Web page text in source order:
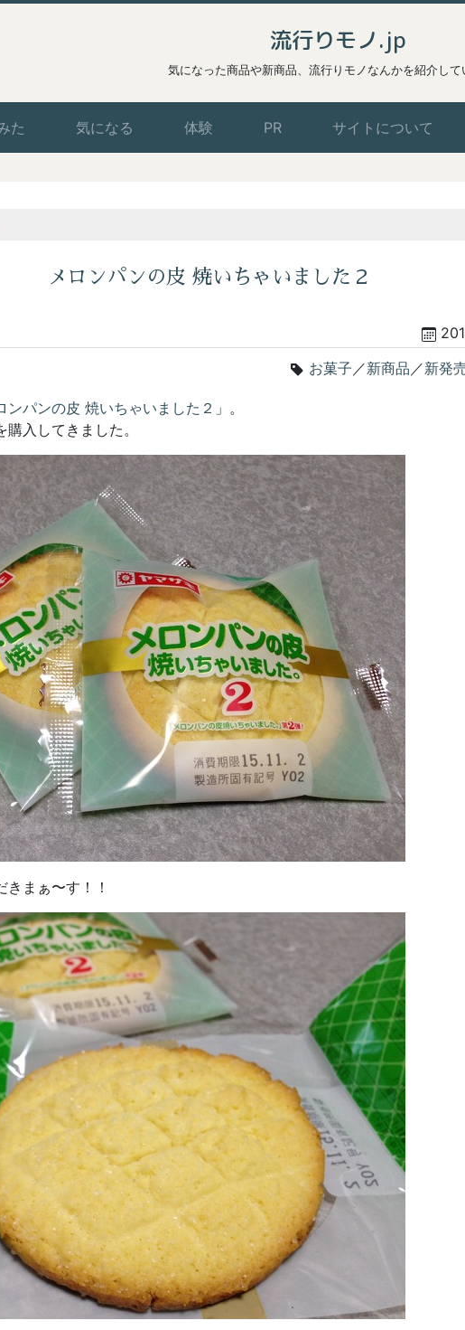
流行りモノ.jp
気になった商品や新商品、流行りモノなんかを紹介して
た 気になる 体験 PR サイトについて
メロンパンの皮 焼いちゃいました２
お菓子 ／新商品 ／新発
ンパンの皮 焼いちゃいました２ 」。
入してきました。
まぁ〜す！！